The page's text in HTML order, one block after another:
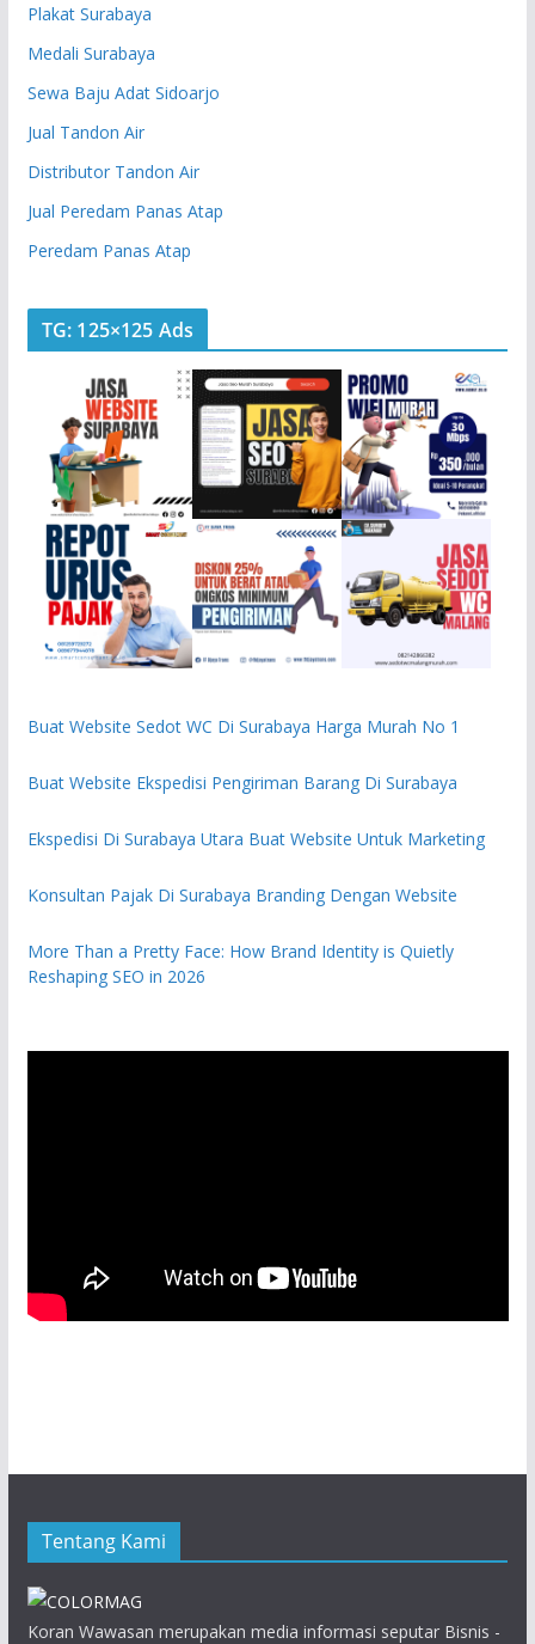
Plakat Surabaya
Medali Surabaya
Sewa Baju Adat Sidoarjo
Jual Tandon Air
Distributor Tandon Air
Jual Peredam Panas Atap
Peredam Panas Atap
TG: 125×125 Ads
Buat Website Sedot WC Di Surabaya Harga Murah No 1
Buat Website Ekspedisi Pengiriman Barang Di Surabaya
Ekspedisi Di Surabaya Utara Buat Website Untuk Marketing
Konsultan Pajak Di Surabaya Branding Dengan Website
More Than a Pretty Face: How Brand Identity is Quietly
Reshaping SEO in 2026
Tentang Kami
Koran Wawasan merupakan media informasi seputar Bisnis -